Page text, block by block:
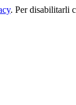
. Per disabilitarli